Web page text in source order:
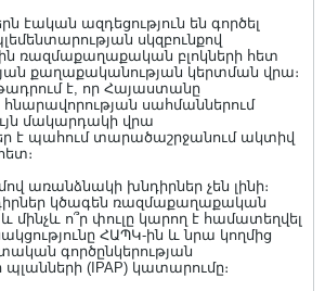
էական ազդեցություն են գործել
սկզբունքով
ռազմաքաղաքական բլոկների հետ
քաղաքականության կերտման վրա։
է, որ Հայաստանը
սահմաններում
մակարդակի վրա
է պահում տարածաշրջանում ակտիվ
առանձնակի խնդիրներ չեն լինի։
կծագեն ռազմաքաղաքական
և մինչև ո՞ր փուլը կարող է համատեղվել
ՀԱՊԿ-ին և նրա կողմից
գործընկերության
պլանների (IPAP) կատարումը։